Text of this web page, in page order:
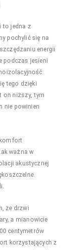
to jedna z
pochylić się na
energii
podczas jesieni
tego dzięki
on niższy, tym
nie powinien
ważna w
akustycznej
że drzwi
a mianowicie
centymetrów
korzystających z